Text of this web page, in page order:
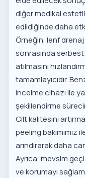
diğer medikal
edildiğinde daha
Örneğin,lenf drenaj
sonrasında
atılmasını
tamamlayıcıdır.
incelmecihazı ile
şekillendirme
Cilt kalitesini
peeling bakımımız
arındırarak daha
Ayrıca, mevsim
ve korumayı